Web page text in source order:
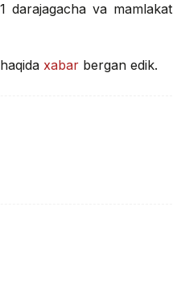
darajagacha va mamlakat
xabar bergan edik.